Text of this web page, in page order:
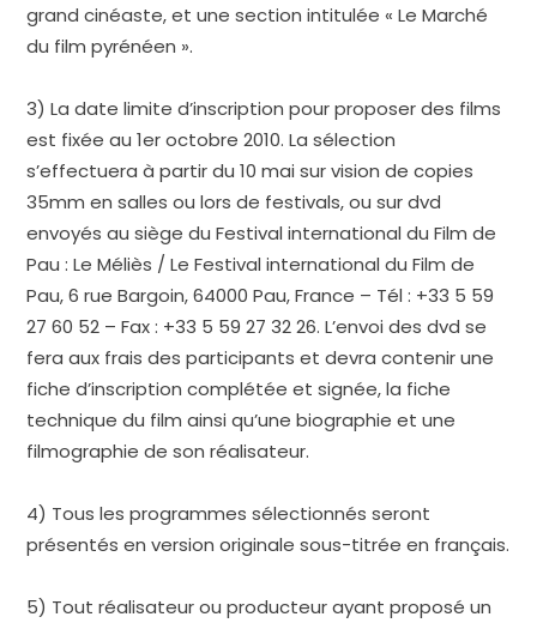
grand cinéaste, et une section intitulée « Le Marché
du film pyrénéen ».
3) La date limite d’inscription pour proposer des films
est fixée au 1er octobre 2010. La sélection
s’effectuera à partir du 10 mai sur vision de copies
35mm en salles ou lors de festivals, ou sur dvd
envoyés au siège du Festival international du Film de
Pau : Le Méliès / Le Festival international du Film de
Pau, 6 rue Bargoin, 64000 Pau, France – Tél : +33 5 59
27 60 52 – Fax : +33 5 59 27 32 26. L’envoi des dvd se
fera aux frais des participants et devra contenir une
fiche d’inscription complétée et signée, la fiche
technique du film ainsi qu’une biographie et une
filmographie de son réalisateur.
4) Tous les programmes sélectionnés seront
présentés en version originale sous-titrée en français.
5) Tout réalisateur ou producteur ayant proposé un